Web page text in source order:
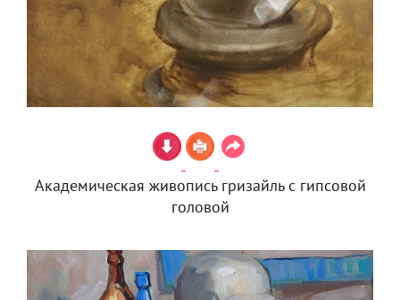
Академическая живопись гризайль с гипсовой
головой